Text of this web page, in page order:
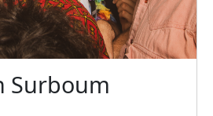
Surboum